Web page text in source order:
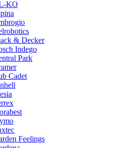
KO
& Decker
Indego
Park
Cadet
Feelings